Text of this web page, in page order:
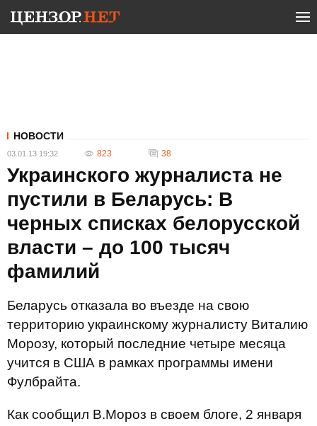
НОВОСТИ
03.01.13 19:32 823 38
Украинского журналиста не
пустили в Беларусь: В
черных списках белорусской
власти – до 100 тысяч
фамилий
Беларусь отказала во въезде на свою
территорию украинскому журналисту Виталию
Морозу, который последние четыре месяца
учится в США в рамках программы имени
Фулбрайта.
Как сообщил В.Мороз в своем блоге, 2 января